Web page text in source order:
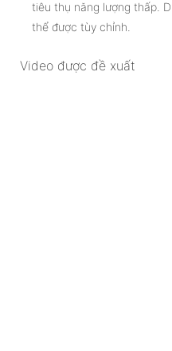
tiêu thụ năng lượng thấp.
thể được tùy chỉnh.
Video được đề xuất